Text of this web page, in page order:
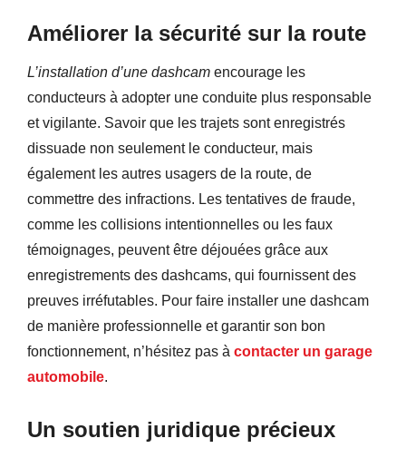
Améliorer la sécurité sur la route
L’installation d’une dashcam encourage les
conducteurs à adopter une conduite plus responsable
et vigilante. Savoir que les trajets sont enregistrés
dissuade non seulement le conducteur, mais
également les autres usagers de la route, de
commettre des infractions. Les tentatives de fraude,
comme les collisions intentionnelles ou les faux
témoignages, peuvent être déjouées grâce aux
enregistrements des dashcams, qui fournissent des
preuves irréfutables. Pour faire installer une dashcam
de manière professionnelle et garantir son bon
fonctionnement, n’hésitez pas à contacter un garage
automobile.
Un soutien juridique précieux